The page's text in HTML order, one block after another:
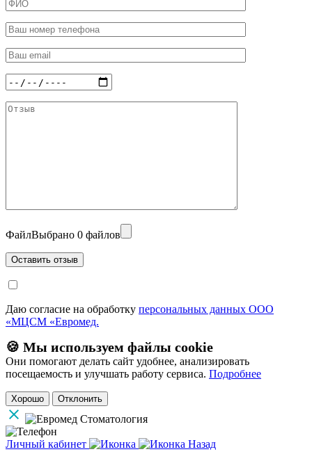
ФайлВыбрано 0 файлов
Даю согласие на обработку персональных данных ООО
«МЦСМ «Евромед.
🍪 Мы используем файлы cookie
Они помогают делать сайт удобнее, анализировать
посещаемость и улучшать работу сервиса. Подробнее
Хорошо Отклонить
Личный кабинет
Назад